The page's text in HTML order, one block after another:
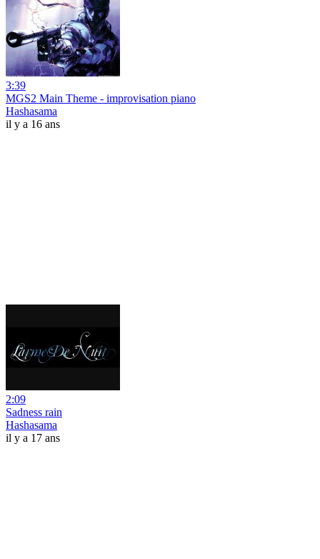
3:39
MGS2 Main Theme - improvisation piano
Hashasama
il y a 16 ans
2:09
Sadness rain
Hashasama
il y a 17 ans